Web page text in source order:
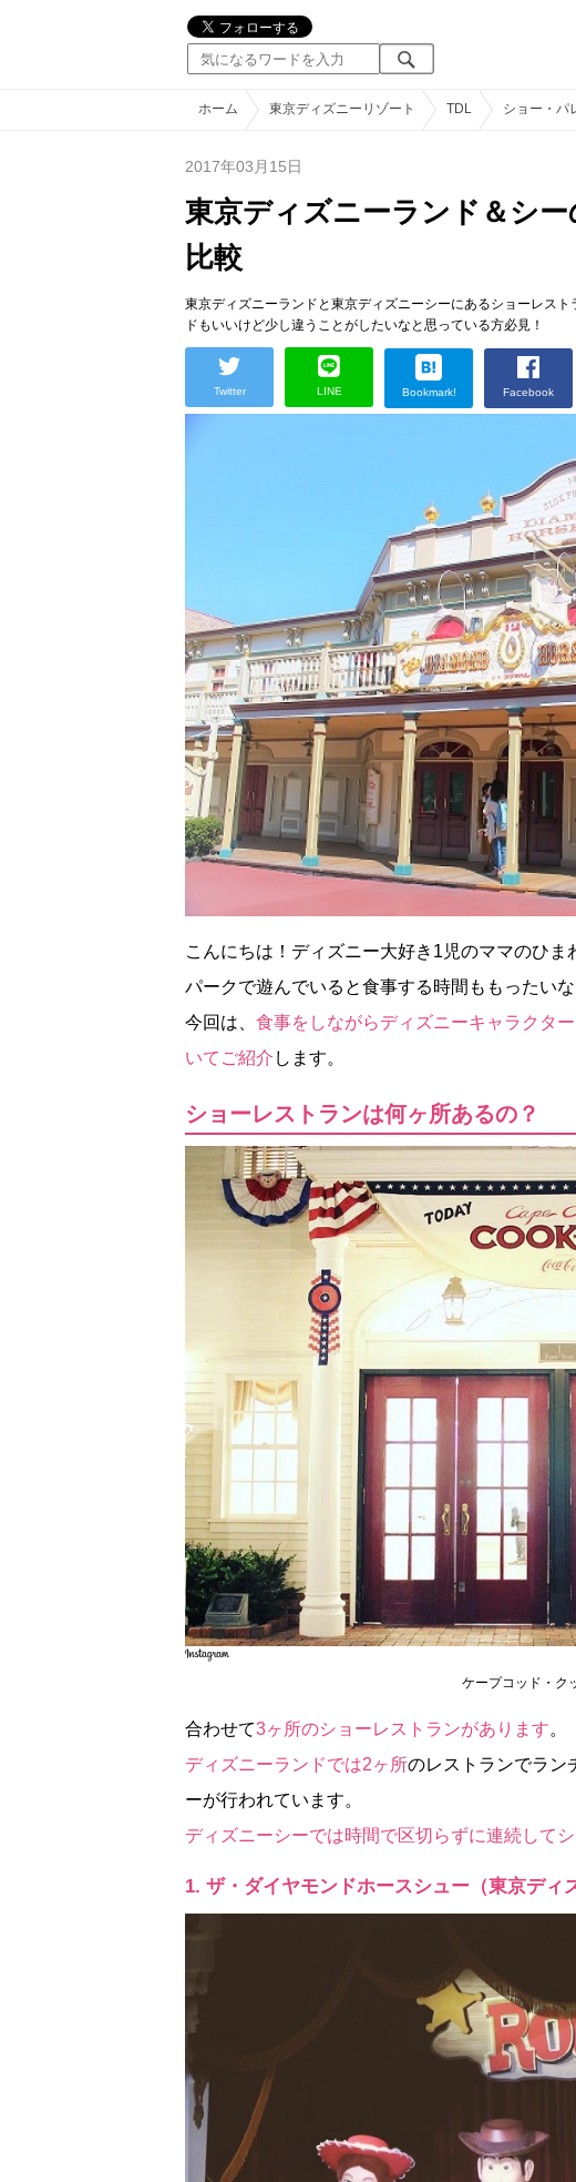
ホーム 東京ディズニーリゾート TDL ショー・パ
2017年03月15日
東京ディズニーランド＆シ
比較
東京ディズニーランドと東京ディズニーシーにあるショーレス
ドもいいけど少し違うことがしたいなと思っている方必見！
Twitter LINE Bookmark! Facebook
こんにちは！ディズニー大好き1児のママのひま
パークで遊んでいると食事する時間ももったい
今回は、 食事をしながらディズニーキャラクタ
いてご紹介 します。
ショーレストランは何ヶ所あるの？
ケープコッド・ク
合わせて3ヶ所のショーレストランがあります。
ディズニーランドでは2ヶ所のレストランでラン
ーが行われています。
ディズニーシーでは時間で区切らずに連続して
1. ザ・ダイヤモンドホースシュー（東京ディ